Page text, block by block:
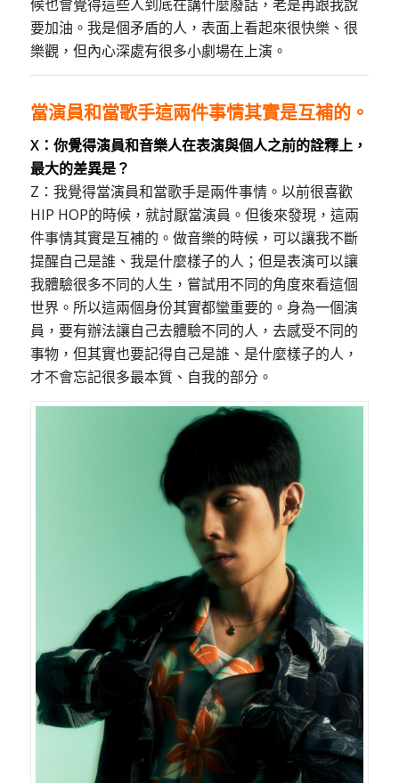
候也會覺得這些人到底在講什麼廢話，老是再跟我說
要加油。我是個矛盾的人，表面上看起來很快樂、很
樂觀，但內心深處有很多小劇場在上演。
當演員和當歌手這兩件事情其實是互補的。
X：你覺得演員和音樂人在表演與個人之前的詮釋上，
最大的差異是？
Z：我覺得當演員和當歌手是兩件事情。以前很喜歡
HIP HOP的時候，就討厭當演員。但後來發現，這兩
件事情其實是互補的。做音樂的時候，可以讓我不斷
提醒自己是誰、我是什麼樣子的人；但是表演可以讓
我體驗很多不同的人生，嘗試用不同的角度來看這個
世界。所以這兩個身份其實都蠻重要的。身為一個演
員，要有辦法讓自己去體驗不同的人，去感受不同的
事物，但其實也要記得自己是誰、是什麼樣子的人，
才不會忘記很多最本質、自我的部分。